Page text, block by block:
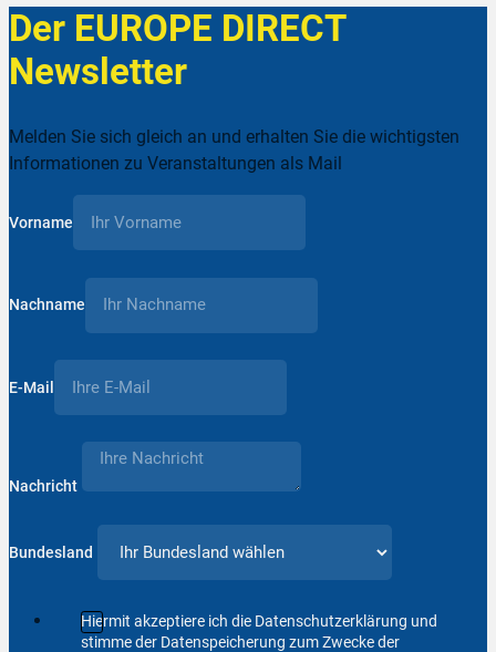
Der EUROPE DIRECT
Newsletter
Melden Sie sich gleich an und erhalten Sie die wichtigsten
Informationen zu Veranstaltungen als Mail
Vorname
Nachname
E-Mail
Nachricht
Bundesland
Hiermit akzeptiere ich die Datenschutzerklärung und
stimme der Datenspeicherung zum Zwecke der